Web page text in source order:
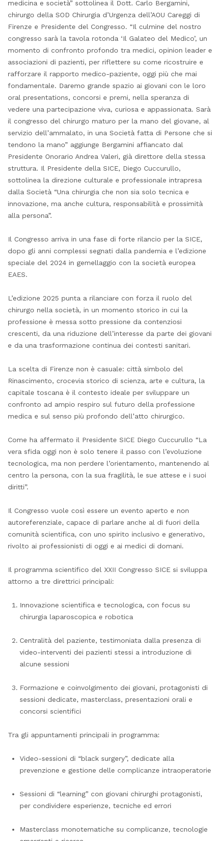
medicina e società” sottolinea il Dott. Carlo Bergamini,
chirurgo della SOD Chirurgia d’Urgenza dell’AOU Careggi di
Firenze e Presidente del Congresso. “Il culmine del nostro
congresso sarà la tavola rotonda ‘Il Galateo del Medico’, un
momento di confronto profondo tra medici, opinion leader e
associazioni di pazienti, per riflettere su come ricostruire e
rafforzare il rapporto medico-paziente, oggi più che mai
fondamentale. Daremo grande spazio ai giovani con le loro
oral presentations, concorsi e premi, nella speranza di
vedere una partecipazione viva, curiosa e appassionata. Sarà
il congresso del chirurgo maturo per la mano del giovane, al
servizio dell’ammalato, in una Società fatta di Persone che si
tendono la mano” aggiunge Bergamini affiancato dal
Presidente Onorario Andrea Valeri, già direttore della stessa
struttura. Il Presidente della SICE, Diego Cuccurullo,
sottolinea la direzione culturale e professionale intrapresa
dalla Società “Una chirurgia che non sia solo tecnica e
innovazione, ma anche cultura, responsabilità e prossimità
alla persona”.
Il Congresso arriva in una fase di forte rilancio per la SICE,
dopo gli anni complessi segnati dalla pandemia e l’edizione
speciale del 2024 in gemellaggio con la società europea
EAES.
L’edizione 2025 punta a rilanciare con forza il ruolo del
chirurgo nella società, in un momento storico in cui la
professione è messa sotto pressione da contenziosi
crescenti, da una riduzione dell’interesse da parte dei giovani
e da una trasformazione continua dei contesti sanitari.
La scelta di Firenze non è casuale: città simbolo del
Rinascimento, crocevia storico di scienza, arte e cultura, la
capitale toscana è il contesto ideale per sviluppare un
confronto ad ampio respiro sul futuro della professione
medica e sul senso più profondo dell’atto chirurgico.
Come ha affermato il Presidente SICE Diego Cuccurullo “La
vera sfida oggi non è solo tenere il passo con l’evoluzione
tecnologica, ma non perdere l’orientamento, mantenendo al
centro la persona, con la sua fragilità, le sue attese e i suoi
diritti”.
Il Congresso vuole così essere un evento aperto e non
autoreferenziale, capace di parlare anche al di fuori della
comunità scientifica, con uno spirito inclusivo e generativo,
rivolto ai professionisti di oggi e ai medici di domani.
Il programma scientifico del XXII Congresso SICE si sviluppa
attorno a tre direttrici principali:
Innovazione scientifica e tecnologica, con focus su
chirurgia laparoscopica e robotica
Centralità del paziente, testimoniata dalla presenza di
video-interventi dei pazienti stessi a introduzione di
alcune sessioni
Formazione e coinvolgimento dei giovani, protagonisti di
sessioni dedicate, masterclass, presentazioni orali e
concorsi scientifici
Tra gli appuntamenti principali in programma:
Video-sessioni di “black surgery”, dedicate alla
prevenzione e gestione delle complicanze intraoperatorie
Sessioni di “learning” con giovani chirurghi protagonisti,
per condividere esperienze, tecniche ed errori
Masterclass monotematiche su complicanze, tecnologie